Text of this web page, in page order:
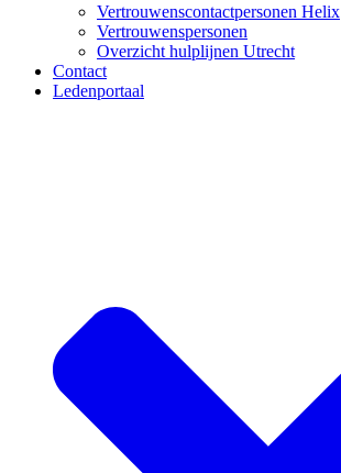
Vertrouwenscontactpersonen Helix
Vertrouwenspersonen
Overzicht hulplijnen Utrecht
Contact
Ledenportaal